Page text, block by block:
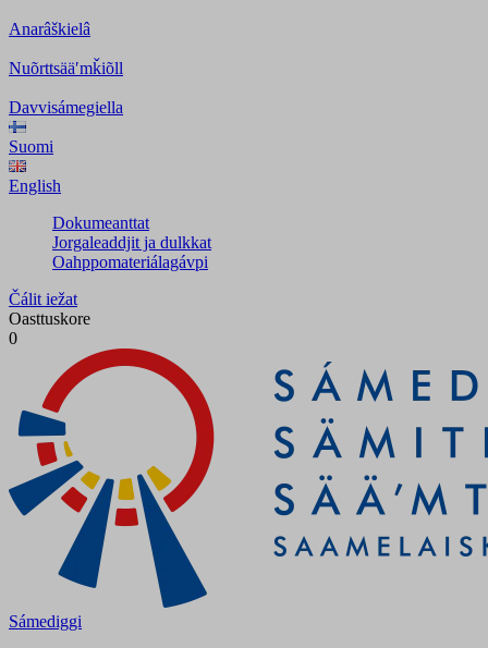
Anarâškielâ
Nuõrttsääʹmǩiõll
Davvisámegiella
Suomi
English
Dokumeanttat
Jorgaleaddjit ja dulkkat
Oahppomateriálagávpi
Čálit iežat
Oasttuskore
0
Sámediggi